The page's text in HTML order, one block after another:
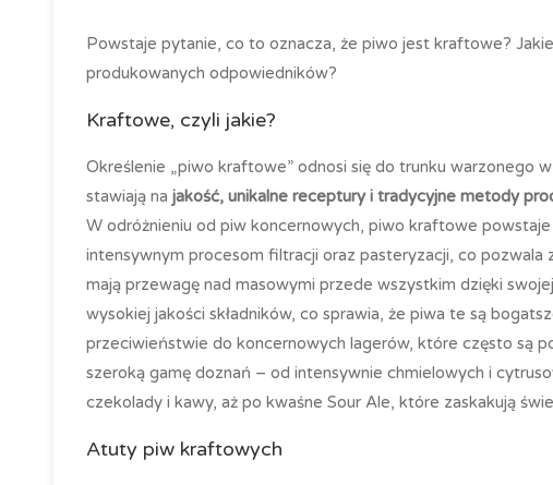
Powstaje pytanie, co to oznacza, że piwo jest kraftowe?
produkowanych odpowiedników?
Kraftowe, czyli jakie?
Określenie „piwo kraftowe” odnosi się do trunku warzonego
stawiają na jakość, unikalne receptury i tradycyjne metody
W odróżnieniu od piw koncernowych, piwo kraftowe
intensywnym procesom filtracji oraz pasteryzacji, co
mają przewagę nad masowymi przede wszystkim dzięki
wysokiej jakości składników, co sprawia, że piwa te są
przeciwieństwie do koncernowych lagerów, które często są
szeroką gamę doznań – od intensywnie chmielowych i
czekolady i kawy, aż po kwaśne Sour Ale, które zaskakują
Atuty piw kraftowych